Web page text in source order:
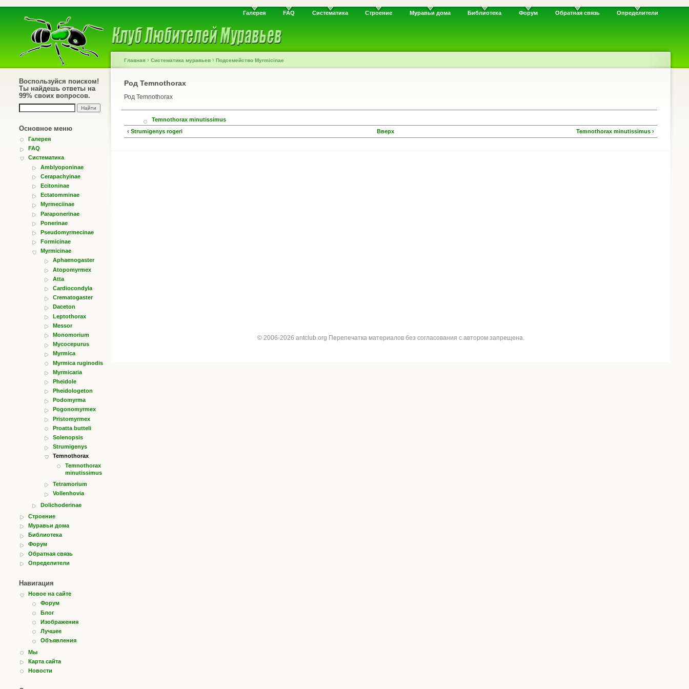
Галерея FAQ Систематика Строение Муравьи дома Библиотека Форум Обратная связь Определители
Воспользуйся поиском!
Ты найдешь ответы на
99% своих вопросов.
Основное меню
Галерея
FAQ
Систематика
Amblyoponinae
Cerapachyinae
Ecitoninae
Ectatomminae
Myrmeciinae
Paraponerinae
Ponerinae
Pseudomyrmecinae
Formicinae
Myrmicinae
Aphaenogaster
Atopomyrmex
Atta
Cardiocondyla
Crematogaster
Daceton
Leptothorax
Messor
Monomorium
Mycocepurus
Myrmica
Myrmica ruginodis
Myrmicaria
Pheidole
Pheidologeton
Podomyrma
Pogonomyrmex
Pristomyrmex
Proatta butteli
Solenopsis
Strumigenys
Temnothorax
Temnothorax
minutissimus
Tetramorium
Vollenhovia
Dolichoderinae
Строение
Муравьи дома
Библиотека
Форум
Обратная связь
Определители
Навигация
Новое на сайте
Форум
Блог
Изображения
Лучшее
Объявления
Мы
Карта сайта
Новости
Главная › Систематика муравьев › Подсемейство Myrmicinae
Род Temnothorax
Род Temnothorax
Temnothorax minutissimus
‹ Strumigenys rogeri
Вверх Temnothorax minutissimus ›
© 2006-2026 antclub.org Перепечатка материалов без согласования с автором запрещена.